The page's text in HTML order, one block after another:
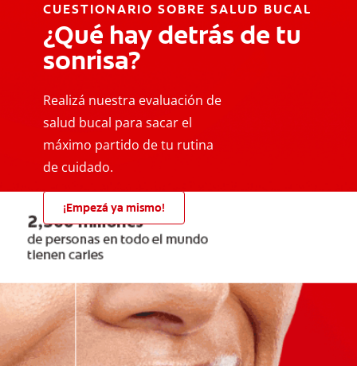
CUESTIONARIO SOBRE SALUD BUCAL
¿Qué hay detrás de tu
sonrisa?
Realizá nuestra evaluación de
salud bucal para sacar el
máximo partido de tu rutina
de cuidado.
¡Empezá ya mismo!